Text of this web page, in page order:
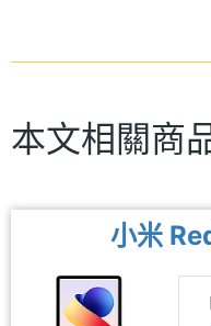
本文相關商
小米